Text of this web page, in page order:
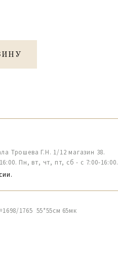
Трошева Г.Н. 1/12 магазин 38.
Пн, вт, чт, пт, сб - с 7:00-16:00.
1765 55*55см 65мк